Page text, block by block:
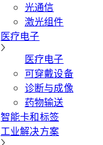
光通信
激光组件
医疗电子
医疗电子
可穿戴设备
诊断与成像
药物输送
智能卡和标签
工业解决方案